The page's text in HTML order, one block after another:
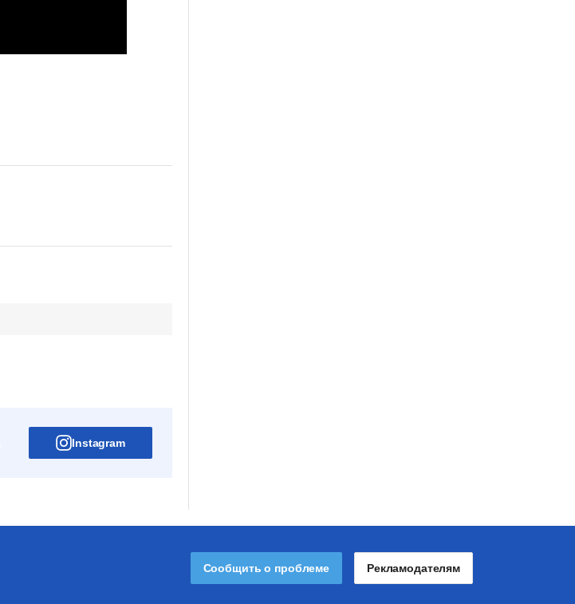
Instagram
Сообщить о проблеме Рекламодателям